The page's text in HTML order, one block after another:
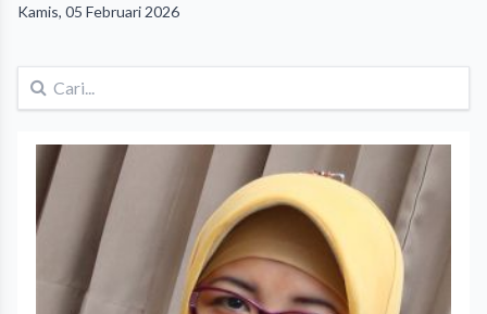
Kamis, 05 Februari 2026